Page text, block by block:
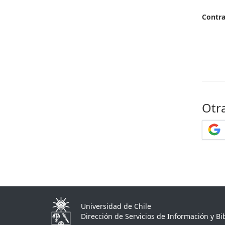
Universidad de Chile
Dirección de Servicios de Información y